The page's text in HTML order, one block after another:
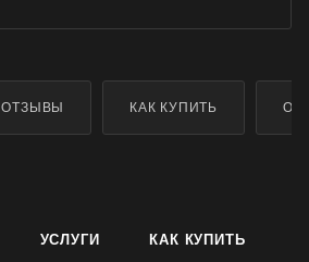
ОТЗЫВЫ КАК КУПИТЬ
УСЛУГИ КАК КУПИТЬ